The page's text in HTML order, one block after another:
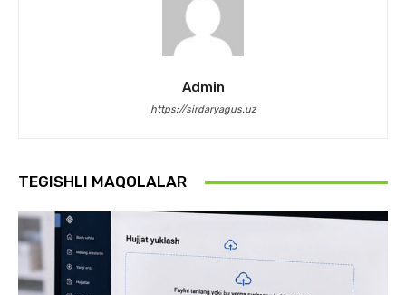
Admin
https://sirdaryagus.uz
TEGISHLI MAQOLALAR